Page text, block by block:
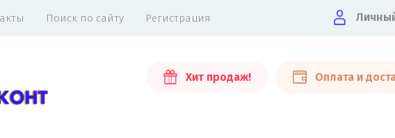
Поиск по сайту Регистрация
Хит продаж! Оплата и